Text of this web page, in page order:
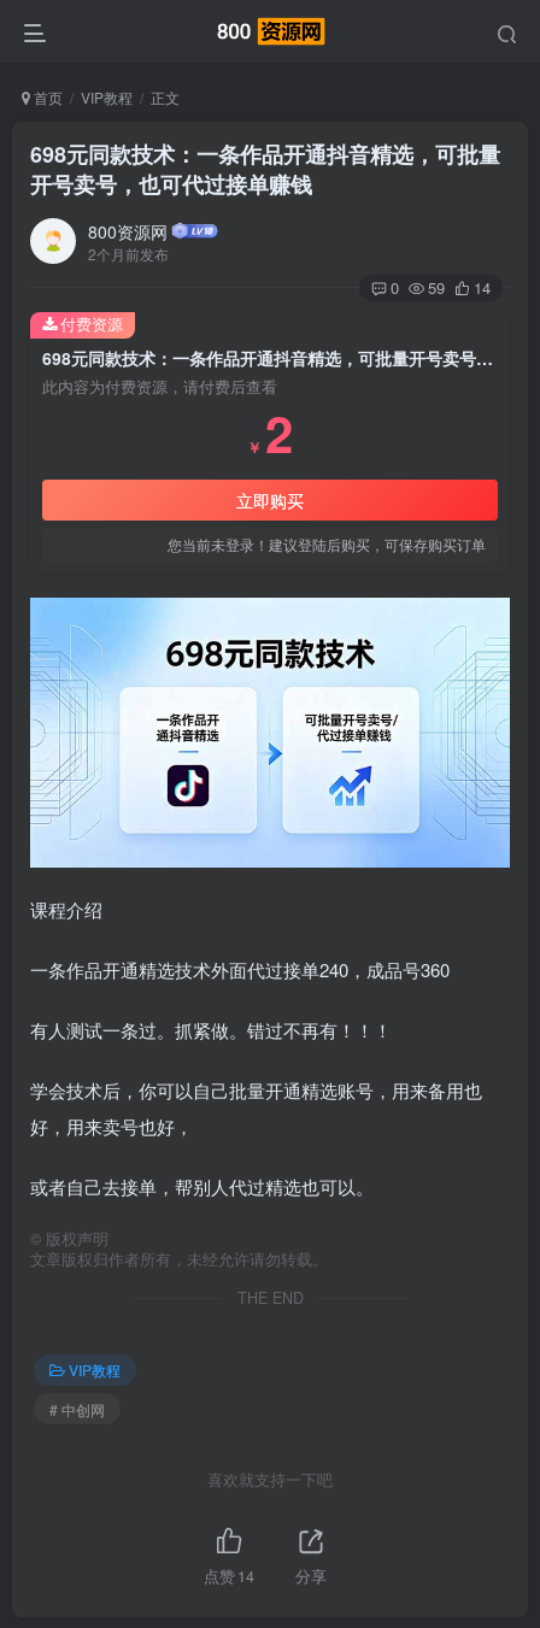
首页 VIP教程 正文
698元同款技术：一条作品开通抖音精选，可批量
开号卖号，也可代过接单赚钱
800资源网
2个月前发布
0 59 14
698元同款技术：一条作品开通抖音精选，可批量开号卖号，也可代过接单赚钱
此内容为付费资源，请付费后查看
￥ 2
立即购买
您当前未登录！建议登陆后购买，可保存购买订单
付费资源
课程介绍
一条作品开通精选技术外面代过接单240，成品号360
有人测试一条过。抓紧做。错过不再有！！！
学会技术后，你可以自己批量开通精选账号，用来备用也
好，用来卖号也好，
或者自己去接单，帮别人代过精选也可以。
© 版权声明
文章版权归作者所有，未经允许请勿转载。
THE END
VIP教程
# 中创网
喜欢就支持一下吧
点赞14 分享